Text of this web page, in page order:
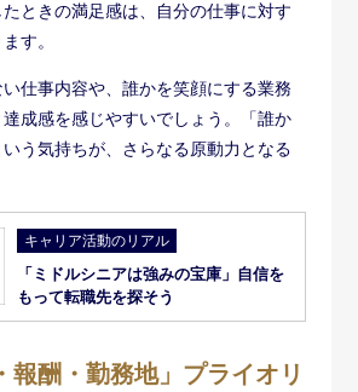
ときの満足感は、自分の仕事に対す
す。
仕事内容や、誰かを笑顔にする業務
成感を感じやすいでしょう。「誰か
う気持ちが、さらなる原動力となる
キャリア活動のリアル
「ミドルシニアは強みの宝庫」自信を
もって転職先を探そう
報酬・勤務地」プライオリ